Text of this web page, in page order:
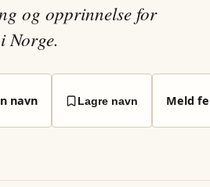
og opprinnelse for
Norge.
navn Lagre navn Meld